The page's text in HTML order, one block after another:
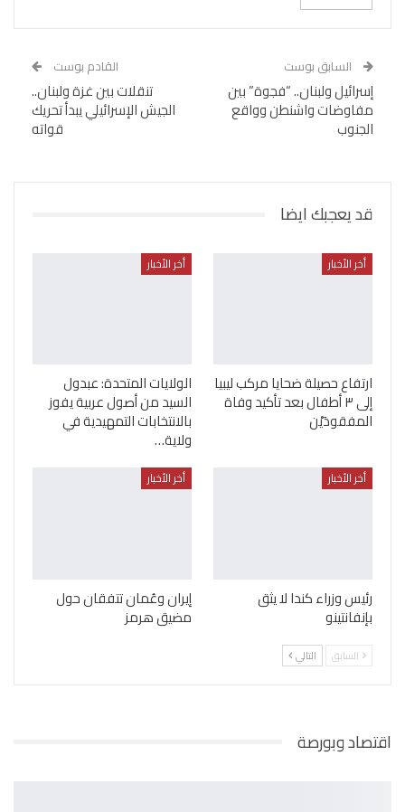
السابق بوست
إسرائيل ولبنان.. “فجوة” بين
مفاوضات واشنطن وواقع
الجنوب
القادم بوست
تنقلات بين غزة ولبنان..
الجيش الإسرائيلي يبدأ تحريك
قواته
قد يعجبك ايضا
أخر الأخبار
ارتفاع حصيلة ضحايا مركب ليبيا
إلى ٣ أطفال بعد تأكيد وفاة
المفقودَيْن
أخر الأخبار
الولايات المتحدة: عبدول
السيد من أصول عربية يفوز
بالانتخابات التمهيدية في
ولاية…
أخر الأخبار
رئيس وزراء كندا لا يثق
بإنفانتينو
أخر الأخبار
إيران وعُمان تتفقان حول
مضيق هرمز
السابق التالي
اقتصاد وبورصة